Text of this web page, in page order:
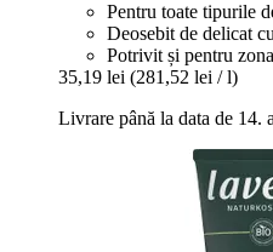
Pentru toate tipurile
Deosebit de delicat
Potrivit și pentru
35,19 lei (281,52 lei / l)
Livrare până la data de 14.